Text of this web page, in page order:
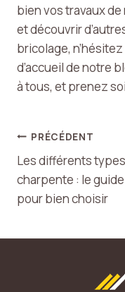
bien vos travaux
et découvrir
bricolage,
d’accueil de notre
à tous, et prenez
Navigation
de
l’article
PRÉCÉDENT
Les différents
charpente : le guide
pour bien choisir